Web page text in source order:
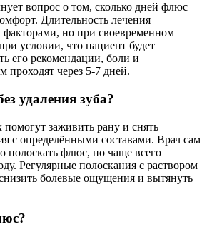
вопрос о том, сколько дней флюс
Длительность лечения
но при своевременном
условии, что пациент будет
его рекомендации, боли и
проходят через 5-7 дней.
удаления зуба?
заживить рану и снять
с определёнными составами. Врач сам
полоскать флюс, но чаще всего
Регулярные полоскания с раствором
болевые ощущения и вытянуть